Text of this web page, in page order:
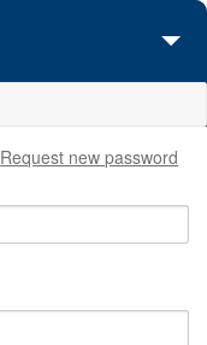
Request new password